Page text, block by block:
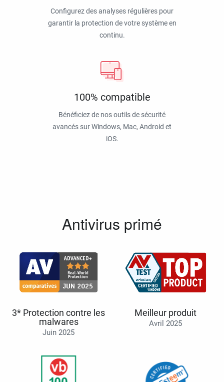
Configurez des analyses régulières pour
garantir la protection de votre système en
continu.
100% compatible
Bénéficiez de nos outils de sécurité
avancés sur Windows, Mac, Android et
iOS.
Antivirus primé
3* Protection contre les
malwares
Juin 2025
Meilleur produit
Avril 2025